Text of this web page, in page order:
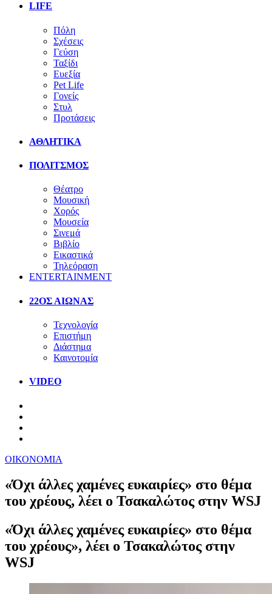
LIFE
Πόλη
Σχέσεις
Γεύση
Ταξίδι
Ευεξία
Pet Life
Γονείς
Στυλ
Προτάσεις
ΑΘΛΗΤΙΚΑ
ΠΟΛΙΤΣΜΟΣ
Θέατρο
Μουσική
Χορός
Μουσεία
Σινεμά
Βιβλίο
Εικαστικά
Τηλεόραση
ENTERTAINMENT
22ΟΣ ΑΙΩΝΑΣ
Τεχνολογία
Επιστήμη
Διάστημα
Καινοτομία
VIDEO
ΟΙΚΟΝΟΜΙΑ
«Όχι άλλες χαμένες ευκαιρίες» στο θέμα
του χρέους, λέει ο Τσακαλώτος στην WSJ
«Όχι άλλες χαμένες ευκαιρίες» στο θέμα
του χρέους», λέει ο Τσακαλώτος στην
WSJ